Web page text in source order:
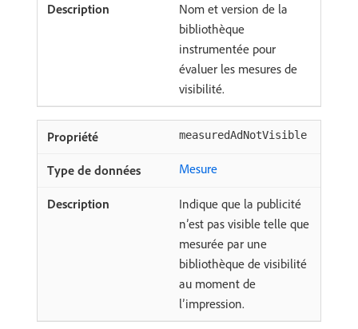
Nom et version de la
bibliothèque
instrumentée pour
évaluer les mesures de
visibilité.
measuredAdNotVisible
Mesure
Indique que la publicité
n’est pas visible telle que
mesurée par une
bibliothèque de visibilité
au moment de
l’impression.